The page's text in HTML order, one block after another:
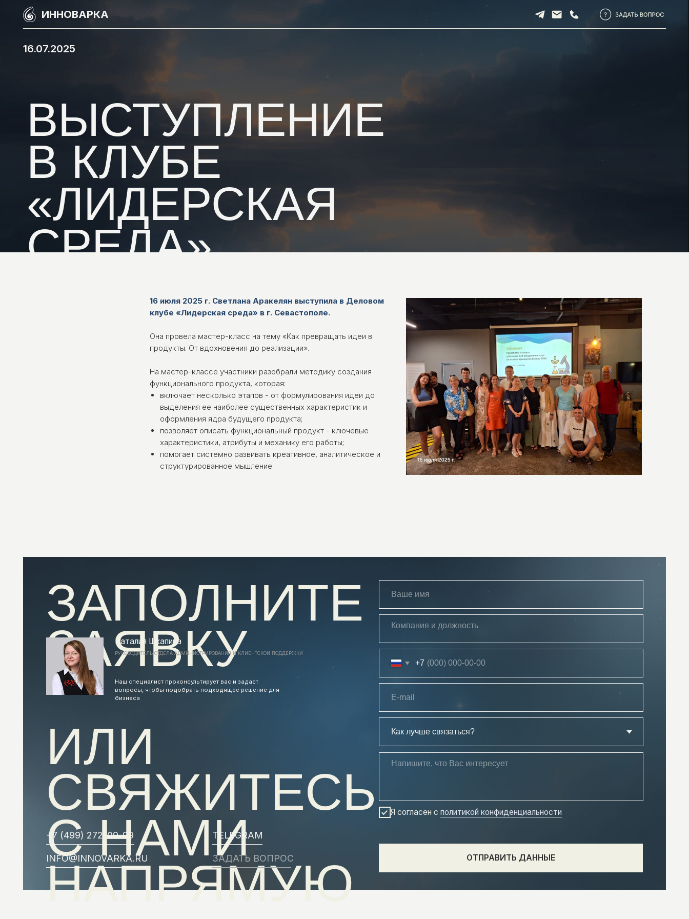
ВЫСТУПЛЕНИЕ
В КЛУБЕ
«ЛИДЕРСКАЯ
СРЕДА»,
Г.
СЕВАСТОПОЛЬ
16.07.2025
ИННОВАРКА
16 июля 2025 г. Светлана Аракелян выступила в Деловом
клубе «Лидерская среда» в г. Севастополе.
Она провела мастер-класс на тему «Как превращать идеи в
продукты. От вдохновения до реализации».
На мастер-классе участники разобрали методику создания
функционального продукта, которая:
включает несколько этапов - от формулирования идеи до
выделения ее наиболее существенных характеристик и
оформления ядра будущего продукта;
позволяет описать функциональный продукт - ключевые
характеристики, атрибуты и механику его работы;
помогает системно развивать креативное, аналитическое и
структурированное мышление.
ИЛИ
СВЯЖИТЕСЬ
С НАМИ
НАПРЯМУЮ
ЗАЯВКУ
Наш специалист проконсультирует вас и задаст
вопросы, чтобы подобрать подходящее решение для
ОТПРАВИТЬ ДАННЫЕ
+7 (499) 272-09-99
INFO@INNOVARKA.RU
ИННОВАРКА ПОЛИТИКА КОНФИДЕНЦИАЛЬНОСТИ